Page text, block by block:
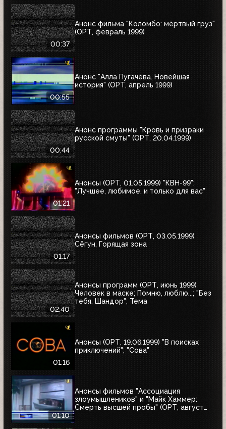
00:37
Анонс фильма "Коломбо: мёртвый груз"
(ОРТ, февраль 1999)
00:55
Анонс "Алла Пугачёва. Новейшая
история" (ОРТ, апрель 1999)
00:44
Анонс программы "Кровь и призраки
русской смуты" (ОРТ, 20.04.1999)
01:21
Анонсы (ОРТ, 01.05.1999) "КВН-99";
"Лучшее, любимое, и только для вас"
01:17
Анонсы фильмов (ОРТ, 03.05.1999)
Сёгун, Горящая зона
02:40
Анонсы программ (ОРТ, июнь 1999)
Человек в маске; Помню, люблю...; "Без
тебя, Шандор"; Тема
01:16
Анонсы (ОРТ, 19.06.1999) "В поисках
приключений"; "Сова"
01:10
Анонсы фильмов "Ассоциация
злоумышлеников" и "Майк Хаммер:
Смерть высшей пробы" (ОРТ, август